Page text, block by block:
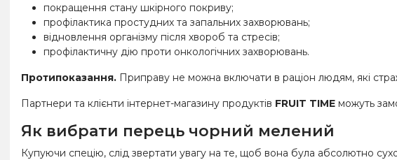
покращення стану шкірного покриву;
профілактика простудних та запальних захворювань;
відновлення організму після хвороб та стресів;
профілактичну дію проти онкологічних захворювань.
Протипоказання. Приправу не можна включати в раціон людям, які
Партнери та клієнти інтернет-магазину продуктів FRUIT TIME можуть
Як вибрати перець чорний мелений
Купуючи спецію, слід звертати увагу на те, щоб вона була абсолютно